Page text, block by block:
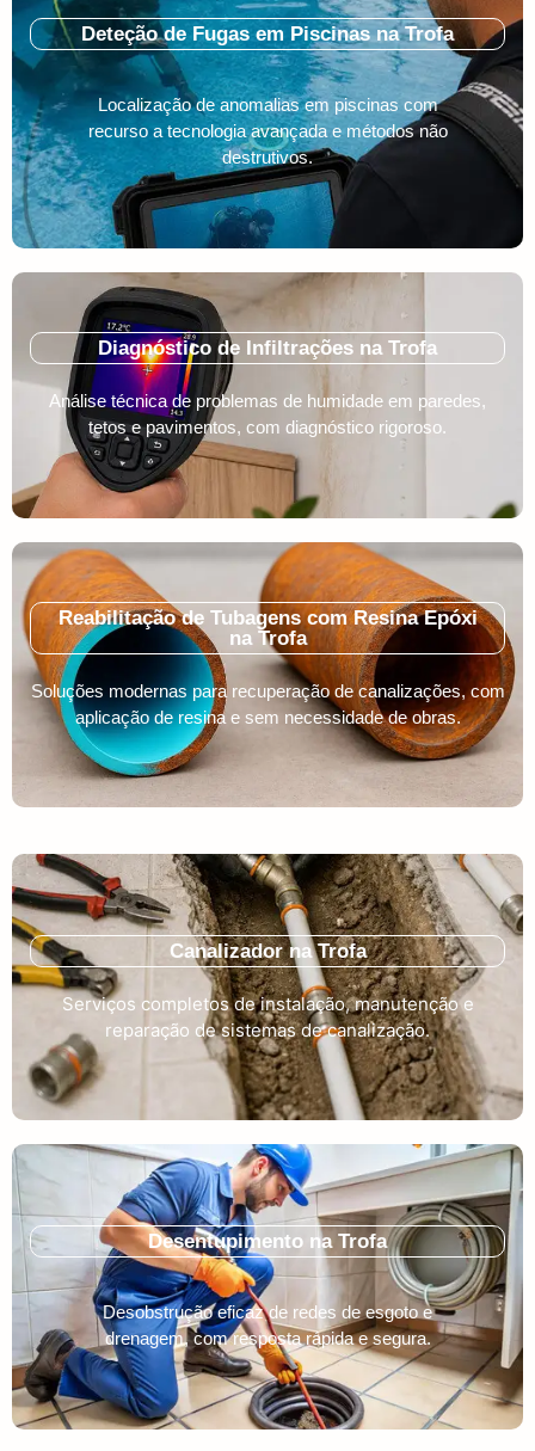
Deteção de Fugas em Piscinas na Trofa
Localização de anomalias em piscinas com
recurso a tecnologia avançada e métodos não
destrutivos.
Diagnóstico de Infiltrações na Trofa
Análise técnica de problemas de humidade em paredes,
tetos e pavimentos, com diagnóstico rigoroso.
Reabilitação de Tubagens com Resina Epóxi
na Trofa
Soluções modernas para recuperação de canalizações, com
aplicação de resina e sem necessidade de obras.
Canalizador na Trofa
Serviços completos de instalação, manutenção e
reparação de sistemas de canalização.
Desentupimento na Trofa
Desobstrução eficaz de redes de esgoto e
drenagem, com resposta rápida e segura.